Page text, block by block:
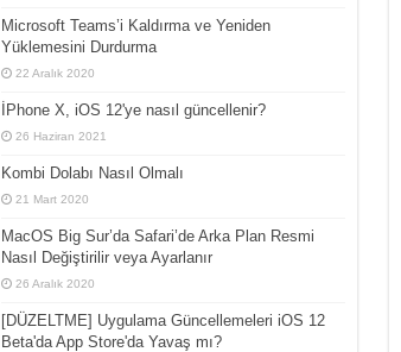
Microsoft Teams’i Kaldırma ve Yeniden
Yüklemesini Durdurma
22 Aralık 2020
İPhone X, iOS 12'ye nasıl güncellenir?
26 Haziran 2021
Kombi Dolabı Nasıl Olmalı
21 Mart 2020
MacOS Big Sur’da Safari’de Arka Plan Resmi
Nasıl Değiştirilir veya Ayarlanır
26 Aralık 2020
[DÜZELTME] Uygulama Güncellemeleri iOS 12
Beta'da App Store'da Yavaş mı?